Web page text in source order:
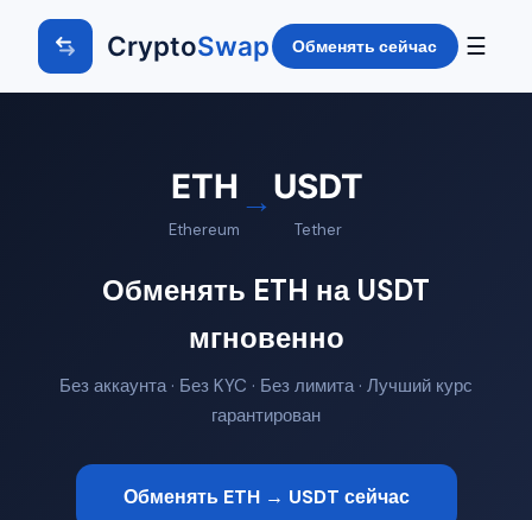
CryptoSwap Обменять сейчас ☰
ETH
Ethereum
→USDT
Tether
Обменять ETH на USDT
мгновенно
Без аккаунта · Без KYC · Без лимита · Лучший курс
гарантирован
Обменять ETH → USDT сейчас